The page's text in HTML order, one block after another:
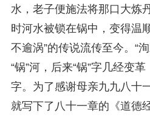
水，老子便施法将那口大炼
时河水被锁在锅中，变得温
不逾涡”的传说流传至今。“
“锅”河，后来“锅”字几经变
字。为了感谢母亲九九八十
就写下了八十一章的《道德